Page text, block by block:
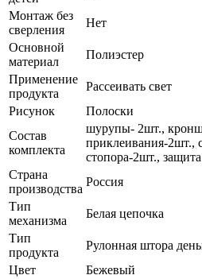
Монтаж без
сверления
Нет
Основной
материал
Полиэстер
Применение
продукта
Рассеивать свет
Рисунок
Полоски
Состав
комплекта
шурупы- 2шт.,
приклеивания-2шт.,
стопора-2шт.,
Страна
производства
Россия
Тип
механизма
Белая цепочка
Тип
продукта
Рулонная штора
Цвет
Бежевый